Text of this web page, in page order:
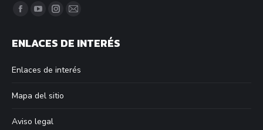
Find us on:
Facebook
opens
new
window
YouTube
opens
new
window
Instagram
opens
new
window
Mail
opens
new
ENLACES DE INTERÉS
Enlaces de interés
Mapa del sitio
Aviso legal